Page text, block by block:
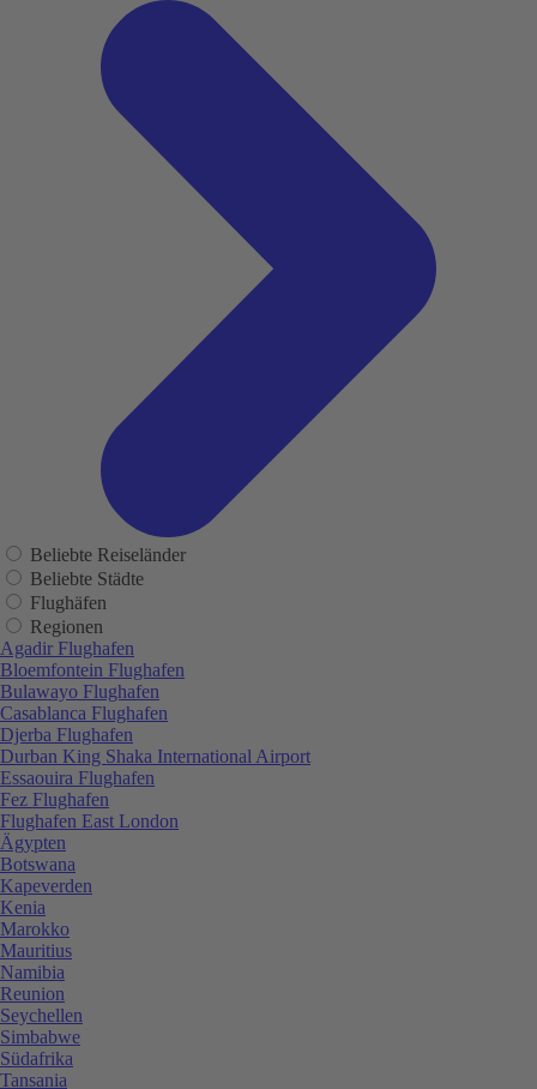
Beliebte Reiseländer
Beliebte Städte
Flughäfen
Regionen
Agadir Flughafen
Bloemfontein Flughafen
Bulawayo Flughafen
Casablanca Flughafen
Djerba Flughafen
Durban King Shaka International Airport
Essaouira Flughafen
Fez Flughafen
Flughafen East London
Ägypten
Botswana
Kapeverden
Kenia
Marokko
Mauritius
Namibia
Reunion
Seychellen
Simbabwe
Südafrika
Tansania